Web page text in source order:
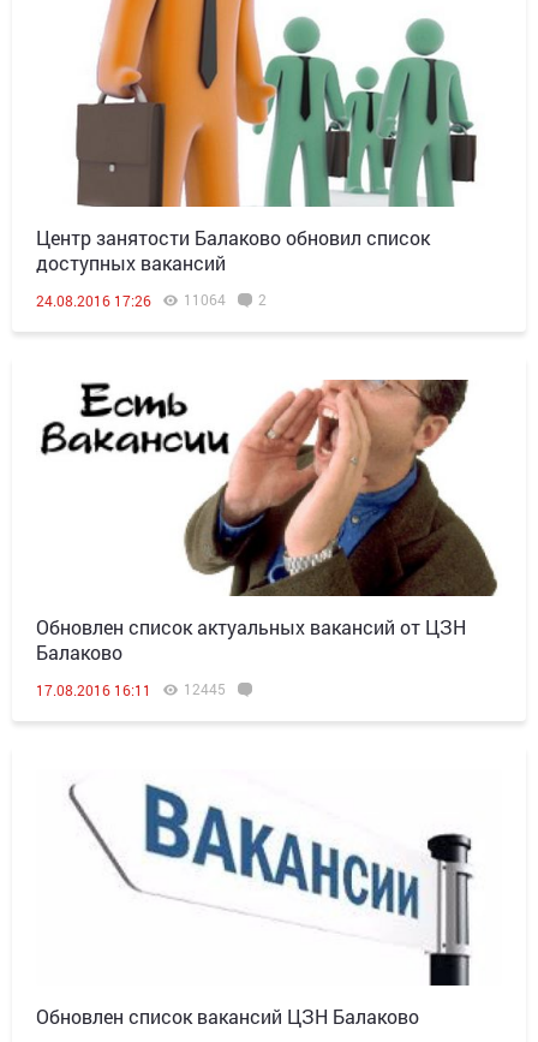
Центр занятости Балаково обновил список
доступных вакансий
24.08.2016 17:26 11064 2
Обновлен список актуальных вакансий от ЦЗН
Балаково
17.08.2016 16:11 12445
Обновлен список вакансий ЦЗН Балаково